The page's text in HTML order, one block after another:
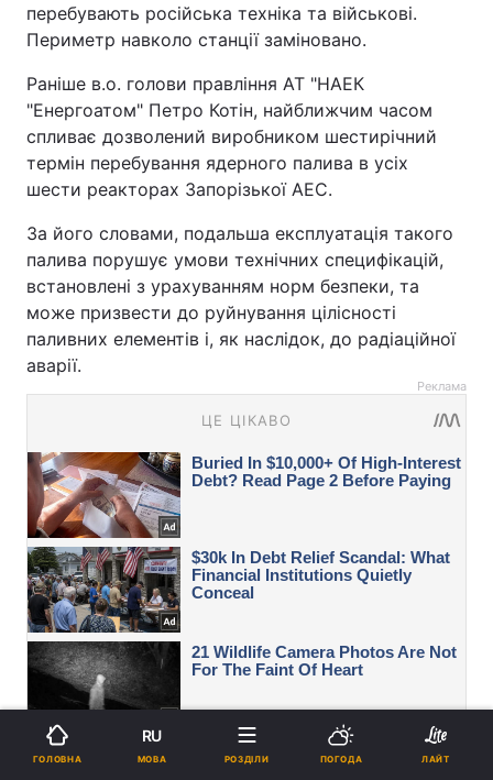
перебувають російська техніка та військові.
Периметр навколо станції заміновано.
Раніше в.о. голови правління АТ "НАЕК
"Енергоатом" Петро Котін, найближчим часом
спливає дозволений виробником шестирічний
термін перебування ядерного палива в усіх
шести реакторах Запорізької АЕС.
За його словами, подальша експлуатація такого
палива порушує умови технічних специфікацій,
встановлені з урахуванням норм безпеки, та
може призвести до руйнування цілісності
паливних елементів і, як наслідок, до радіаційної
аварії.
Реклама
ГОЛОВНА
RU
МОВА РОЗДІЛИ ПОГОДА ЛАЙТ